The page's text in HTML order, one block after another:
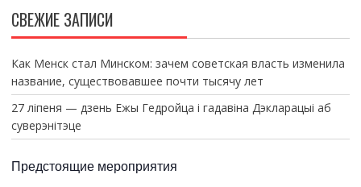
СВЕЖИЕ ЗАПИСИ
Как Менск стал Минском: зачем советская власть изменила
название, существовавшее почти тысячу лет
27 ліпеня — дзень Ежы Гедройца і гадавіна Дэкларацыі аб
суверэнітэце
Предстоящие мероприятия